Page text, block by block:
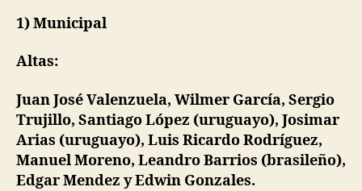
1) Municipal
Altas:
Juan José Valenzuela, Wilmer García, Sergio
Trujillo, Santiago López (uruguayo), Josimar
Arias (uruguayo), Luis Ricardo Rodríguez,
Manuel Moreno, Leandro Barrios (brasileño),
Edgar Mendez y Edwin Gonzales.